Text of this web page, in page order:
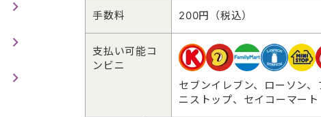
手数料 200円（税込）
支払い可能コ
ンビニ
セブンイレブン、ローソン
ニストップ、セイコーマート